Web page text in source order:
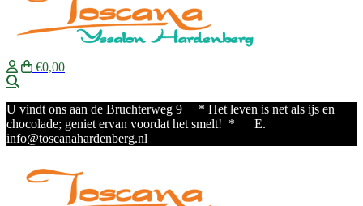
€0,00
U vindt ons aan de Bruchterweg 9 * Het leven is net als ijs en
chocolade; geniet ervan voordat het smelt! * E.
info@toscanahardenberg.nl